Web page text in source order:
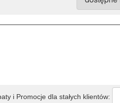
i Promocje dla stałych klientów: